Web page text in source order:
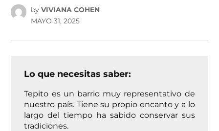
by VIVIANA COHEN
MAYO 31, 2025
Lo que necesitas saber:
Tepito es un barrio muy representativo de
nuestro país. Tiene su propio encanto y a lo
largo del tiempo ha sabido conservar sus
tradiciones.